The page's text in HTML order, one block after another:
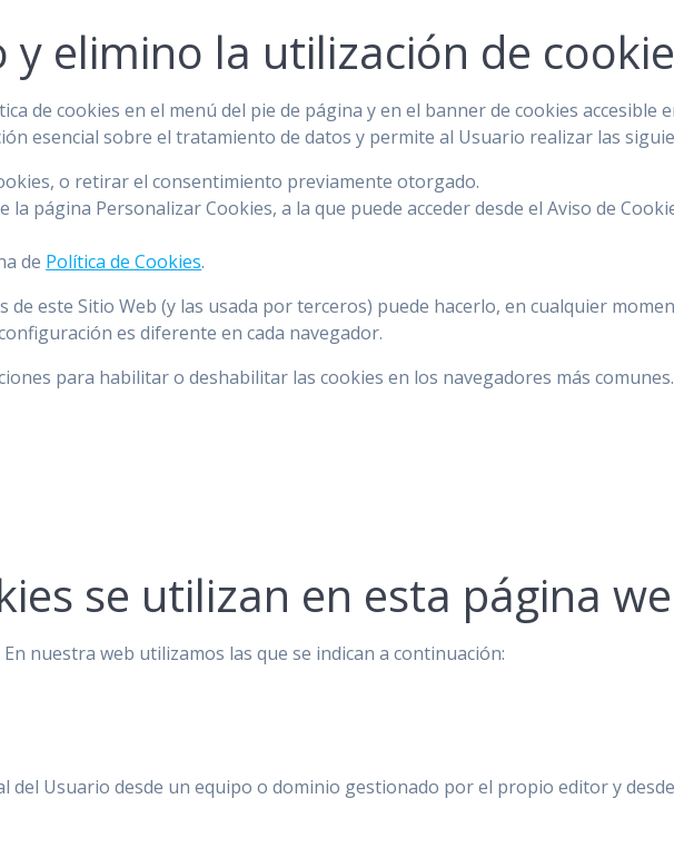
elimino la utilización de
de cookies en el menú del pie de página y en el banner de cookies accesible
esencial sobre el tratamiento de datos y permite al Usuario realizar las
o retirar el consentimiento previamente otorgado.
página Personalizar Cookies, a la que puede acceder desde el Aviso de
de Política de Cookies.
este Sitio Web (y las usada por terceros) puede hacerlo, en cualquier
es diferente en cada navegador.
para habilitar o deshabilitar las cookies en los navegadores más comunes.
se utilizan en esta página
nuestra web utilizamos las que se indican a continuación:
del Usuario desde un equipo o dominio gestionado por el propio editor y